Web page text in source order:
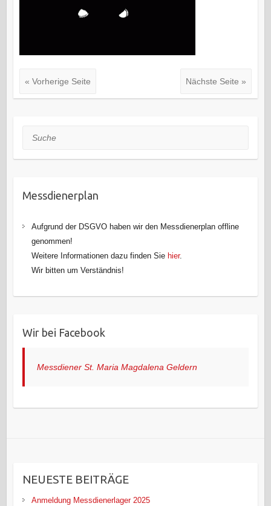
« Vorherige Seite Nächste Seite »
Suche
Messdienerplan
Aufgrund der DSGVO haben wir den Messdienerplan offline
genommen!
Weitere Informationen dazu finden Sie hier.
Wir bitten um Verständnis!
Wir bei Facebook
Messdiener St. Maria Magdalena Geldern
NEUESTE BEITRÄGE
Anmeldung Messdienerlager 2025